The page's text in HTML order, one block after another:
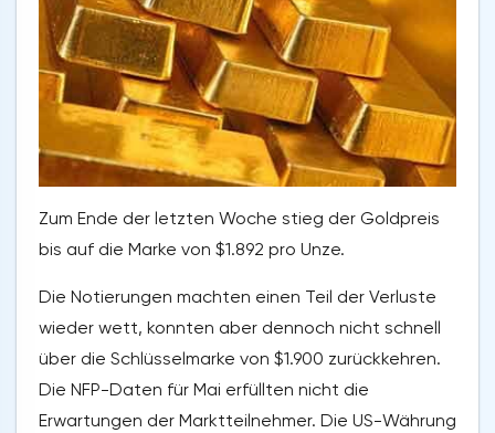
Zum Ende der letzten Woche stieg der Goldpreis
bis auf die Marke von $1.892 pro Unze.
Die Notierungen machten einen Teil der Verluste
wieder wett, konnten aber dennoch nicht schnell
über die Schlüsselmarke von $1.900 zurückkehren.
Die NFP-Daten für Mai erfüllten nicht die
Erwartungen der Marktteilnehmer. Die US-Währung